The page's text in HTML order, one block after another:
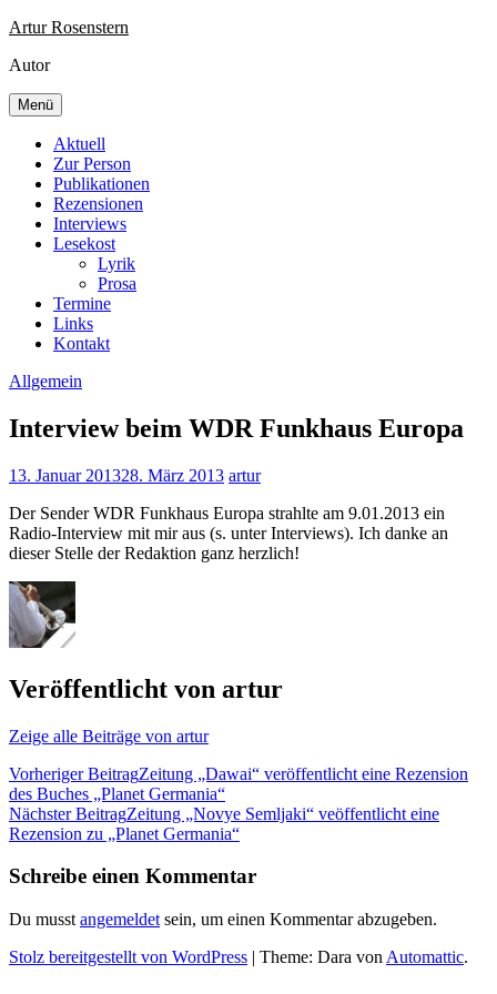
Zum
springen
Artur Rosenstern
Autor
Menü
Aktuell
Zur Person
Publikationen
Rezensionen
Interviews
Lesekost
Lyrik
Prosa
Termine
Links
Kontakt
Allgemein
Interview beim WDR Funkhaus Europa
13. Januar 201328. März 2013 artur
Der Sender WDR Funkhaus Europa strahlte am 9.01.2013 ein
Radio-Interview mit mir aus (s. unter Interviews). Ich danke an
dieser Stelle der Redaktion ganz herzlich!
Veröffentlicht von artur
Zeige alle Beiträge von artur
Beitragsnavigation
Vorheriger BeitragZeitung „Dawai“ veröffentlicht eine Rezension
des Buches „Planet Germania“
Nächster BeitragZeitung „Novye Semljaki“ veöffentlicht eine
Rezension zu „Planet Germania“
Schreibe einen Kommentar
Du musst angemeldet sein, um einen Kommentar abzugeben.
Stolz bereitgestellt von WordPress | Theme: Dara von Automattic.